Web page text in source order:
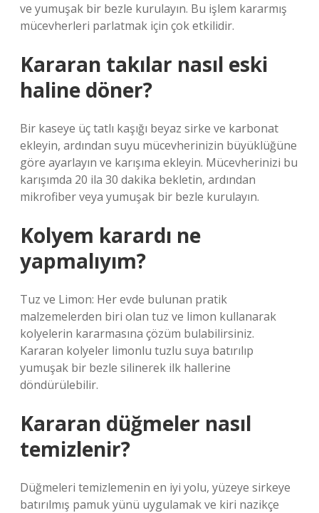
ve yumuşak bir bezle kurulayın. Bu işlem kararmış
mücevherleri parlatmak için çok etkilidir.
Kararan takılar nasıl eski
haline döner?
Bir kaseye üç tatlı kaşığı beyaz sirke ve karbonat
ekleyin, ardından suyu mücevherinizin büyüklüğüne
göre ayarlayın ve karışıma ekleyin. Mücevherinizi bu
karışımda 20 ila 30 dakika bekletin, ardından
mikrofiber veya yumuşak bir bezle kurulayın.
Kolyem karardı ne
yapmalıyım?
Tuz ve Limon: Her evde bulunan pratik
malzemelerden biri olan tuz ve limon kullanarak
kolyelerin kararmasına çözüm bulabilirsiniz.
Kararan kolyeler limonlu tuzlu suya batırılıp
yumuşak bir bezle silinerek ilk hallerine
döndürülebilir.
Kararan düğmeler nasıl
temizlenir?
Düğmeleri temizlemenin en iyi yolu, yüzeye sirkeye
batırılmış pamuk yünü uygulamak ve kiri nazikçe